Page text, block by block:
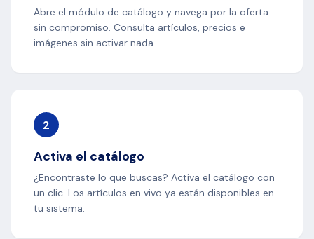
Abre el módulo de catálogo y navega por la oferta
sin compromiso. Consulta artículos, precios e
imágenes sin activar nada.
2
Activa el catálogo
¿Encontraste lo que buscas? Activa el catálogo con
un clic. Los artículos en vivo ya están disponibles en
tu sistema.